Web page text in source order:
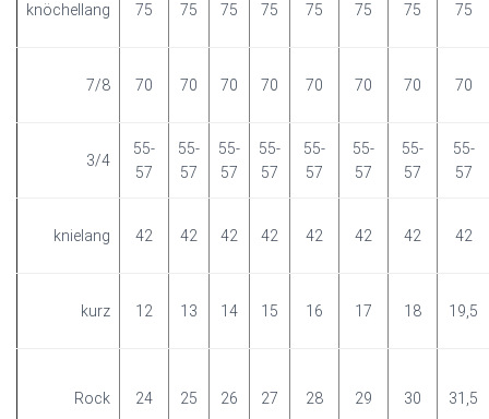
knöchellang 75 75 75 75 75 75 75 75
7/8 70 70 70 70 70 70 70 70
3/4
55-
57
55-
57
55-
57
55-
57
55-
57
55-
57
55-
57
55-
57
knielang 42 42 42 42 42 42 42 42
kurz 12 13 14 15 16 17 18 19,5
Rock 24 25 26 27 28 29 30 31,5